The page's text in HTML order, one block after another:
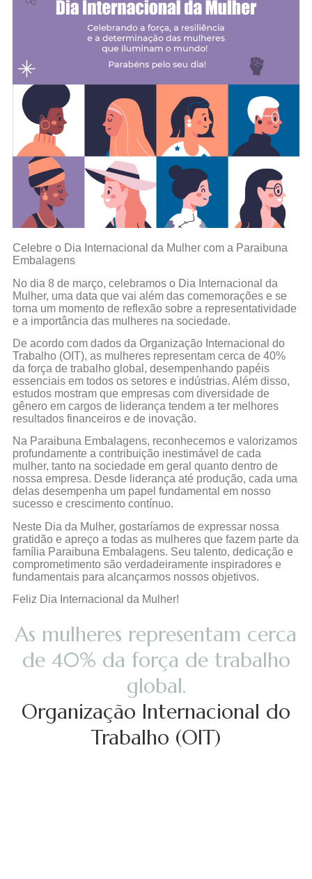
Celebre o Dia Internacional da Mulher com a Paraibuna
Embalagens
No dia 8 de março, celebramos o Dia Internacional da
Mulher, uma data que vai além das comemorações e se
torna um momento de reflexão sobre a representatividade
e a importância das mulheres na sociedade.
De acordo com dados da Organização Internacional do
Trabalho (OIT), as mulheres representam cerca de 40%
da força de trabalho global, desempenhando papéis
essenciais em todos os setores e indústrias. Além disso,
estudos mostram que empresas com diversidade de
gênero em cargos de liderança tendem a ter melhores
resultados financeiros e de inovação.
Na Paraibuna Embalagens, reconhecemos e valorizamos
profundamente a contribuição inestimável de cada
mulher, tanto na sociedade em geral quanto dentro de
nossa empresa. Desde liderança até produção, cada uma
delas desempenha um papel fundamental em nosso
sucesso e crescimento contínuo.
Neste Dia da Mulher, gostaríamos de expressar nossa
gratidão e apreço a todas as mulheres que fazem parte da
família Paraibuna Embalagens. Seu talento, dedicação e
comprometimento são verdadeiramente inspiradores e
fundamentais para alcançarmos nossos objetivos.
Feliz Dia Internacional da Mulher!
As mulheres representam cerca
de 40% da força de trabalho
global.
Organização Internacional do
Trabalho (OIT)